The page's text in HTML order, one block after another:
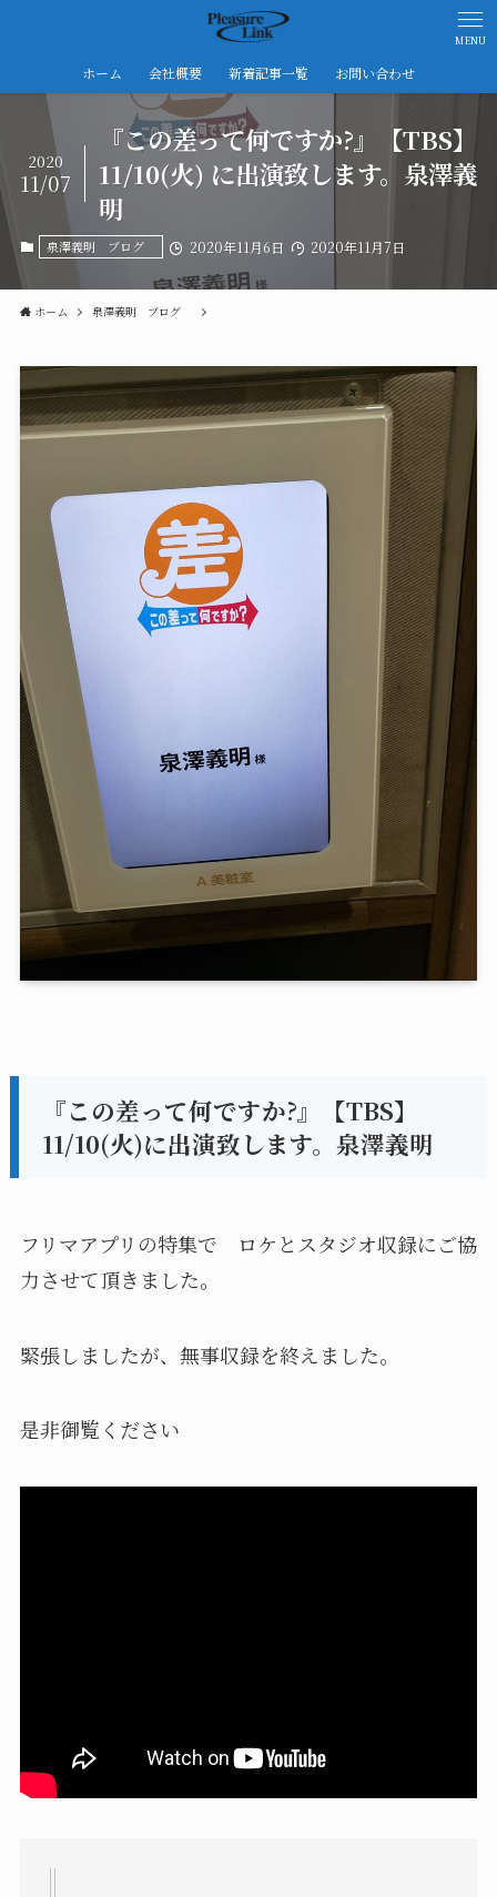
MENU
ホーム 会社概要 新着記事一覧 お問い合わせ
『この差って何ですか?』【TBS】
11/10(火) に出演致します。泉澤義
明
2020
11/07
泉澤義明 ブログ 2020年11月6日 2020年11月7日
ホーム 泉澤義明 ブログ
『この差って何ですか?』【TBS】
11/10(火)に出演致します。泉澤義明
フリマアプリの特集で ロケとスタジオ収録にご協
力させて頂きました。
緊張しましたが、無事収録を終えました。
是非御覧ください